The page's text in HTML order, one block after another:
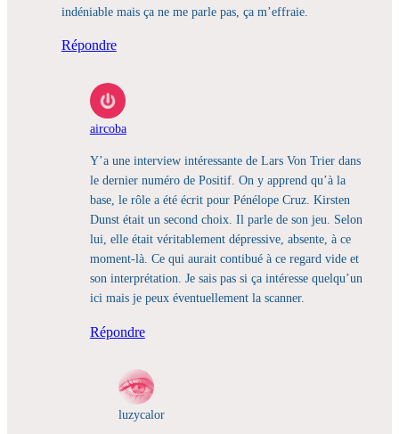
indéniable mais ça ne me parle pas, ça m’effraie.
Répondre
aircoba
Y’a une interview intéressante de Lars Von Trier dans
le dernier numéro de Positif. On y apprend qu’à la
base, le rôle a été écrit pour Pénélope Cruz. Kirsten
Dunst était un second choix. Il parle de son jeu. Selon
lui, elle était véritablement dépressive, absente, à ce
moment-là. Ce qui aurait contibué à ce regard vide et
son interprétation. Je sais pas si ça intéresse quelqu’un
ici mais je peux éventuellement la scanner.
Répondre
luzycalor